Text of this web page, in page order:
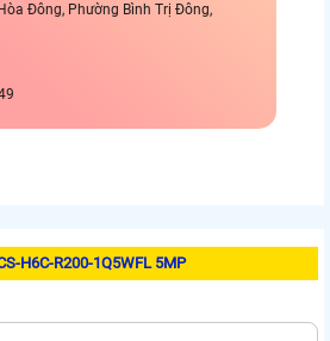
Đông, Phường Bình Trị Đông,
H6C-R200-1Q5WFL 5MP